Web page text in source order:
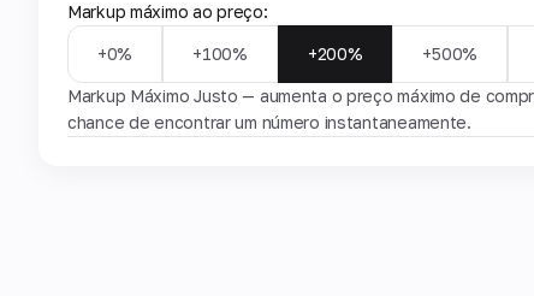
Markup máximo ao preço:
+0% +100% +200% +500%
Markup Máximo Justo — aumenta o preço máximo de
chance de encontrar um número instantaneamente.